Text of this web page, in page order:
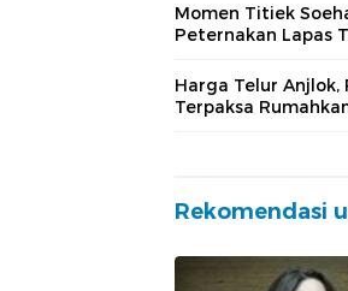
Momen Titiek
Peternakan Lapas
Harga Telur
Terpaksa
Rekomendasi